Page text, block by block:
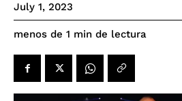
July 1, 2023
menos de 1 min de lectura